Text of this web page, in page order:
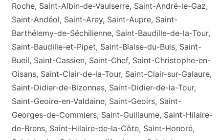
Roche, Saint-Albin-de-Vaulserre, Saint-André-le-Gaz,
Saint-Andéol, Saint-Arey, Saint-Aupre, Saint-
Barthélemy-de-Séchilienne, Saint-Baudille-de-la-Tour,
Saint-Baudille-et-Pipet, Saint-Blaise-du-Buis, Saint-
Bueil, Saint-Cassien, Saint-Chef, Saint-Christophe-en-
Oisans, Saint-Clair-de-la-Tour, Saint-Clair-sur-Galaure,
Saint-Didier-de-Bizonnes, Saint-Didier-de-la-Tour,
Saint-Geoire-en-Valdaine, Saint-Geoirs, Saint-
Georges-de-Commiers, Saint-Guillaume, Saint-Hilaire-
de-Brens, Saint-Hilaire-de-la-Côte, Saint-Honoré,